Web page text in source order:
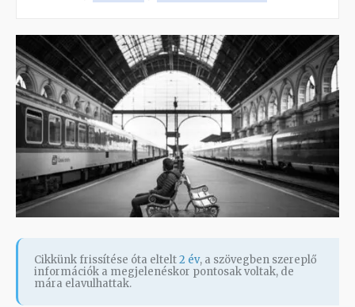
Cikkünk frissítése óta eltelt2 év, a szövegben szereplő
információk a megjelenéskor pontosak voltak, de
mára elavulhattak.